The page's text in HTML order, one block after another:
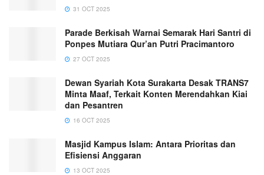
31 OCT 2025
Parade Berkisah Warnai Semarak Hari Santri di
Ponpes Mutiara Qur’an Putri Pracimantoro
27 OCT 2025
Dewan Syariah Kota Surakarta Desak TRANS7
Minta Maaf, Terkait Konten Merendahkan Kiai
dan Pesantren
16 OCT 2025
Masjid Kampus Islam: Antara Prioritas dan
Efisiensi Anggaran
13 OCT 2025